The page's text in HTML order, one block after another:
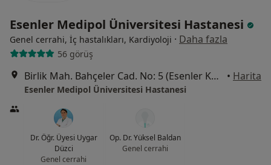
Esenler Medipol Üniversitesi Hastanesi
Genel cerrahi, İç hastalıkları, Kardiyoloji · Daha fazla
56 görüş
Birlik Mah. Bahçeler Cad. No: 5 (Esenler Kültür Merkezi Karşısı), Esenler • Harita
Esenler Medipol Üniversitesi Hastanesi
Dr. Öğr. Üyesi Uygar
Düzci
Genel cerrahi
Op. Dr. Yüksel Baldan
Genel cerrahi